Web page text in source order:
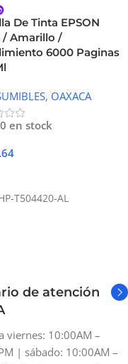
De Tinta EPSON
/ Amarillo /
6000 Paginas
, OAXACA
en stock
T504420-AL
de atención
viernes: 10:00AM –
| sábado: 10:00AM –